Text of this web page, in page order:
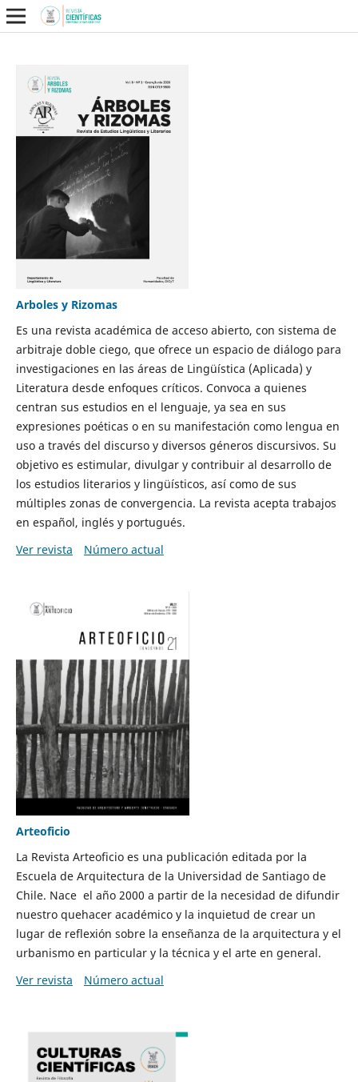
Arboles y Rizomas
Es una revista académica de acceso abierto, con sistema de
arbitraje doble ciego, que ofrece un espacio de diálogo para
investigaciones en las áreas de Lingüística (Aplicada) y
Literatura desde enfoques críticos. Convoca a quienes
centran sus estudios en el lenguaje, ya sea en sus
expresiones poéticas o en su manifestación como lengua en
uso a través del discurso y diversos géneros discursivos. Su
objetivo es estimular, divulgar y contribuir al desarrollo de
los estudios literarios y lingüísticos, así como de sus
múltiples zonas de convergencia. La revista acepta trabajos
en español, inglés y portugués.
Ver revista
Número actual
Arteoficio
La Revista Arteoficio es una publicación editada por la
Escuela de Arquitectura de la Universidad de Santiago de
Chile. Nace el año 2000 a partir de la necesidad de difundir
nuestro quehacer académico y la inquietud de crear un
lugar de reflexión sobre la enseñanza de la arquitectura y el
urbanismo en particular y la técnica y el arte en general.
Ver revista
Número actual